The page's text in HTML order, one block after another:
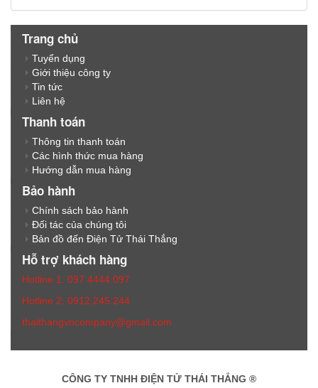
Trang chủ
Tuyển dụng
Giới thiệu công ty
Tin tức
Liên hệ
Thanh toán
Thông tin thanh toán
Các hình thức mua hàng
Hướng dẫn mua hàng
Bảo hành
Chính sách bảo hành
Đối tác của chúng tôi
Bản đồ đến Điện Tử Thái Thắng
Hỗ trợ khách hàng
Hotline 1: 097.4444.097
Hotline 2: 0912.245.244
thaithangvncompany@gmail.com
CÔNG TY TNHH ĐIỆN TỬ THÁI THẮNG ®